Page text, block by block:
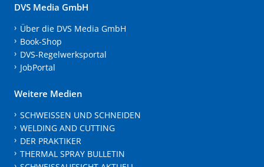
DVS Media GmbH
Über die DVS Media GmbH
Book-Shop
DVS-Regelwerksportal
JobPortal
Weitere Medien
SCHWEISSEN UND SCHNEIDEN
WELDING AND CUTTING
DER PRAKTIKER
THERMAL SPRAY BULLETIN